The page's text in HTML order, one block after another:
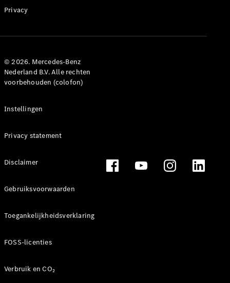
Privacy
© 2026. Mercedes-Benz
Nederland B.V. Alle rechten
voorbehouden (colofon)
Instellingen
Privacy statement
Disclaimer
Gebruiksvoorwaarden
Toegankelijkheidsverklaring
FOSS-licenties
Verbruik en CO₂